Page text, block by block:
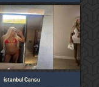
istanbul Cansu